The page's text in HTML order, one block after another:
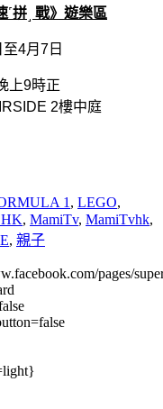
˹拼 戰》 遊樂區
至4月 7日
上9時正
2樓中庭
1 , LEGO,
, MamiTv, MamiTvhk,
, 親子
pages/